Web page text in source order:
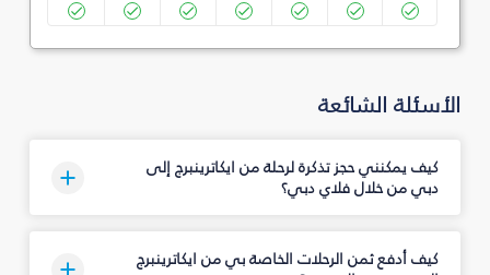
الأسئلة الشائعة
كيف يمكنني حجز تذكرة لرحلة من ايكاترينبرج إلى
دبي من خلال فلاي دبي؟
كيف أدفع ثمن الرحلات الخاصة بي من ايكاترينبرج